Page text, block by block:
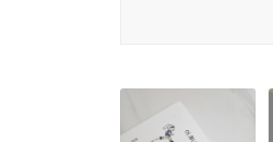
저자 역시 풀코스를
나갈 수 있게 되었으